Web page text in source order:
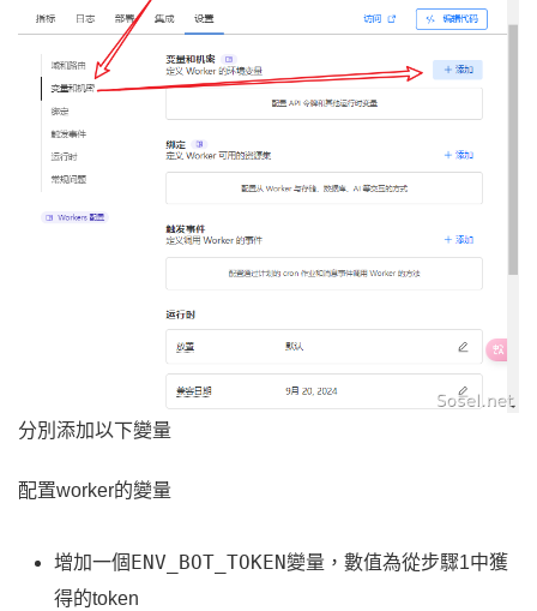
分別添加以下變量
配置worker的變量
增加一個 ENV_BOT_TOKEN變量，數值為從步驟1中獲
得的token